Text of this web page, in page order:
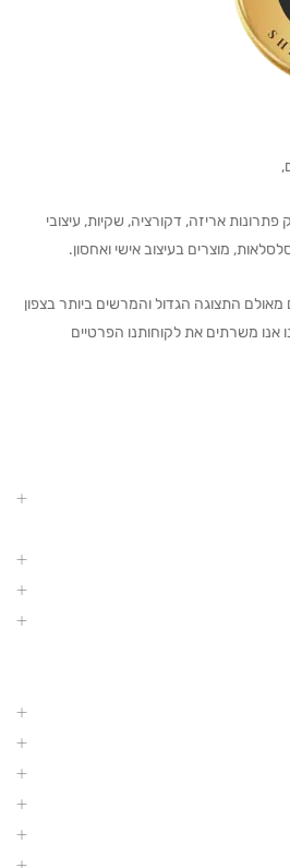
אריזה, דקורציה, שקיות, עיצובי
מוצרים בעיצוב אישי ואחסון.
התצוגה הגדול והמרשים ביותר בצפון
וממנו אנו משרתים את לקוחותנו הפרטיים